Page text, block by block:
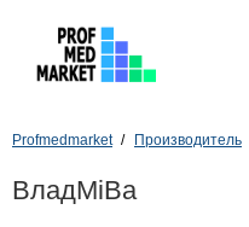
Profmedmarket Производитель
ВладМіВа